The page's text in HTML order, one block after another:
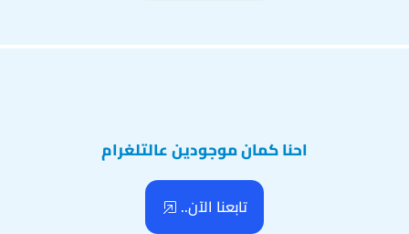
احنا كمان موجودين عالتلغرام
تابعنا الآن..